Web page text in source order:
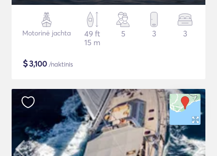
Motorinė jachta
49 ft
15 m
5 3 3
$3,100 /naktinis